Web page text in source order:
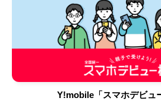
Y!mobile「スマホデビュ